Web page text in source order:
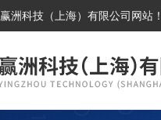
赢洲科技（上海）有限公司 网站！